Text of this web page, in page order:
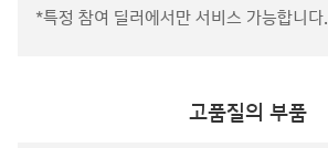
*특정 참여 딜러에서만 서비스 가능합니다.
고품질의 부품